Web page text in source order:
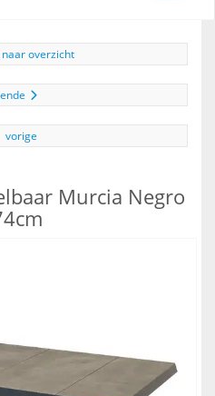
overzicht
vorige
Murcia Negro